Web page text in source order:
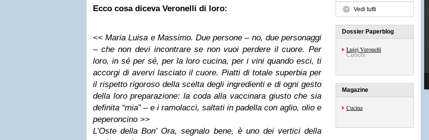
Ecco cosa diceva Veronelli di loro:
<< Maria Luisa e Massimo. Due persone – no, due personaggi
– che non devi incontrare se non vuoi perdere il cuore. Per
loro, in sé per sé, per la loro cucina, per i vini quando esci, ti
accorgi di avervi lasciato il cuore. Piatti di totale superbia per
il rispetto rigoroso della scelta degli ingredienti e di ogni gesto
della loro preparazione: la coda alla vaccinara giusto che sia
definita “mia” – e i ramolacci, saltati in padella con aglio, olio e
peperoncino >>
L’Oste della Bon’ Ora, segnalo bene, è uno dei vertici della
Vedi tutti
Dossier Paperblog
Luigi Veronelli
Cuochi
Magazine
Cucina